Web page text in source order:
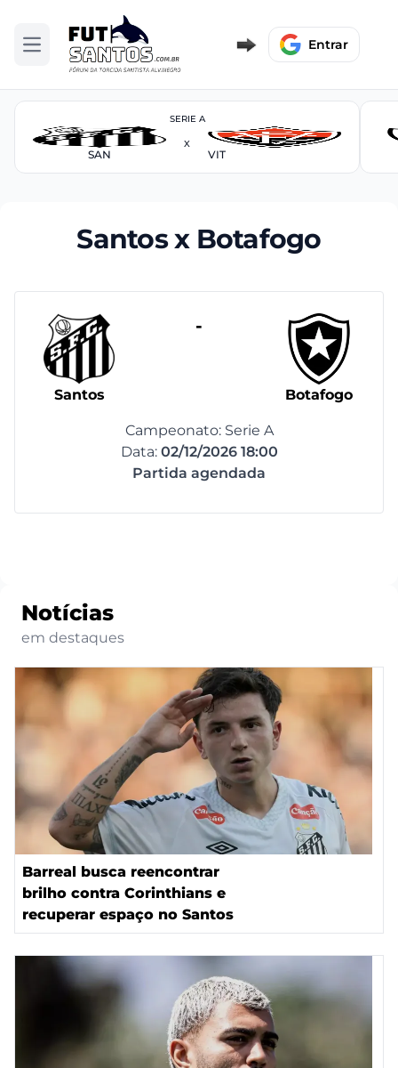
Abrir menu Entrar
SERIE A
SAN
X
VIT
Santos x Botafogo
Santos
-
Botafogo
Campeonato: Serie A
Data: 02/12/2026 18:00
Partida agendada
Notícias
em destaques
Barreal busca reencontrar
brilho contra Corinthians e
recuperar espaço no Santos